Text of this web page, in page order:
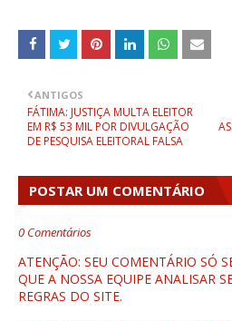
ANTIGOS
FÁTIMA: JUSTIÇA MULTA ELEITOR
EM R$ 53 MIL POR DIVULGAÇÃO
DE PESQUISA ELEITORAL FALSA
POSTAR UM COMENTÁRIO
0 Comentários
ATENÇÃO: SEU COMENTÁRIO SÓ
QUE A NOSSA EQUIPE ANALISAR
REGRAS DO SITE.